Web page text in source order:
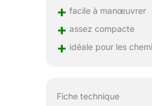
+ facile à manœuvrer
+ assez compacte
+ idéale pour les
Fiche technique